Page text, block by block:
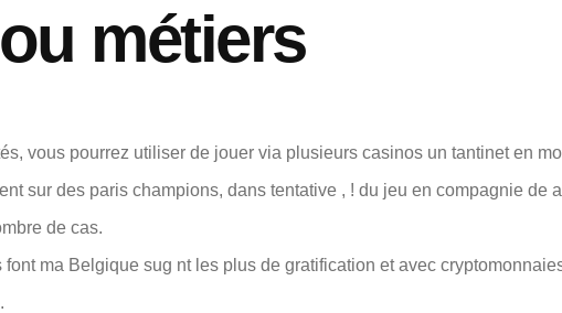
métiers
vous pourrez utiliser de jouer via plusieurs casinos un tantinet en
sur des paris champions, dans tentative , ! du jeu en compagnie
de cas.
ma Belgique sug nt les plus de gratification et avec